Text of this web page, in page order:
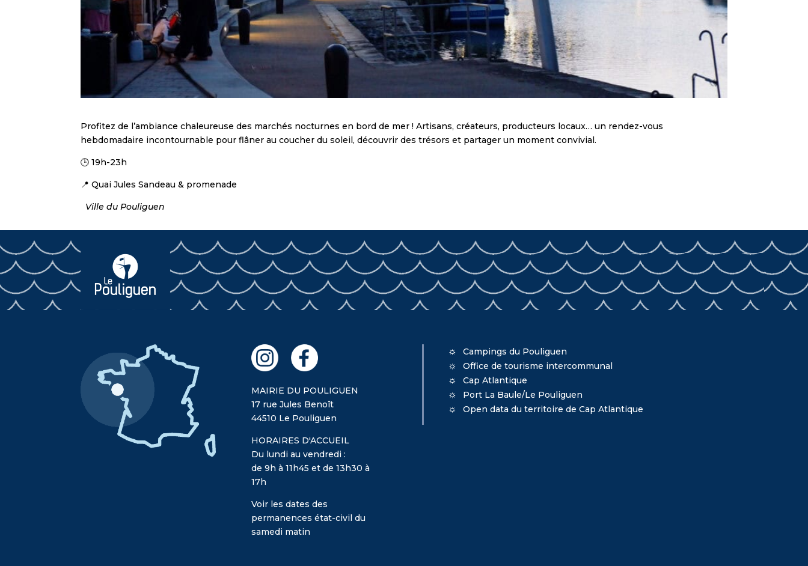
Profitez de l’ambiance chaleureuse des marchés nocturnes en bord de mer ! Artisans, créateurs, producteurs locaux… un rendez-vous
hebdomadaire incontournable pour flâner au coucher du soleil, découvrir des trésors et partager un moment convivial.
🕒 19h-23h
📍 Quai Jules Sandeau & promenade
Ville du Pouliguen
MAIRIE DU POULIGUEN
17 rue Jules Benoît
44510 Le Pouliguen
HORAIRES D'ACCUEIL
Du lundi au vendredi :
de 9h à 11h45 et de 13h30 à
17h
Voir les dates des
permanences état-civil du
samedi matin
Campings du Pouliguen
Office de tourisme intercommunal
Cap Atlantique
Port La Baule/Le Pouliguen
Open data du territoire de Cap Atlantique